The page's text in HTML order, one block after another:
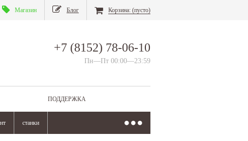
Магазин Блог Корзина: (пусто)
+7 (8152) 78-06-10
Пн—Пт 00:00—23:59
ПОДДЕРЖКА
станки